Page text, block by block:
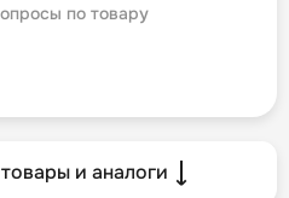
по товару
и аналоги